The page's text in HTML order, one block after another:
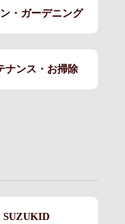
・ガーデニング
ナンス・お掃除
SUZUKID